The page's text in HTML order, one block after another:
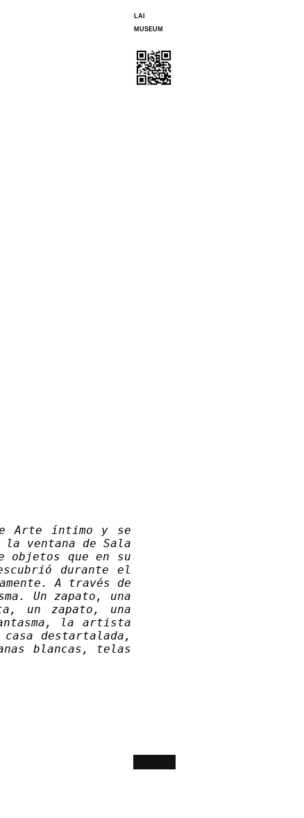
LAI
MUSEUM
Arte íntimo y se
ventana de Sala
objetos que en su
durante el
A través de
Un zapato, una
un zapato, una
la artista
destartalada,
blancas, telas